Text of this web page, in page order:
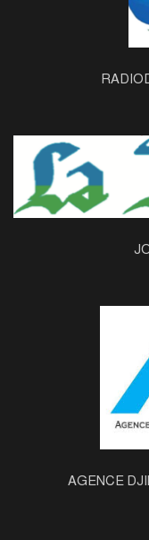
AGENCE